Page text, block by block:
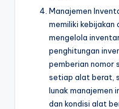
Manajemen
memiliki kebijakan
mengelola
penghitungan
pemberian nomor
setiap alat berat,
lunak manajemen
dan kondisi alat